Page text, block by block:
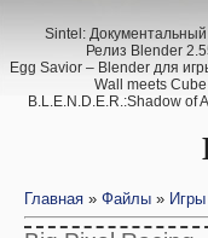
Sintel:
Релиз Blender
Egg Savior – Blender для
Wall meets Cube
B.L.E.N.D.E.R.:Shadow of
Главная » Файлы » Игры